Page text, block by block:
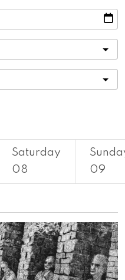
Saturday
08
09